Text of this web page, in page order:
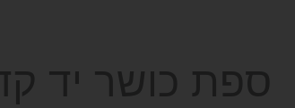
ספת כושר יד